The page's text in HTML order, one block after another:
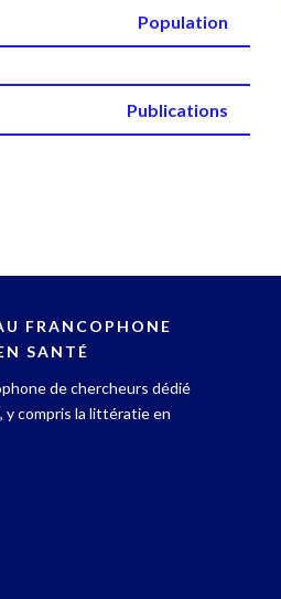
Population
Publications
FRANCOPHONE
SANTÉ
de chercheurs dédié
compris la littératie en